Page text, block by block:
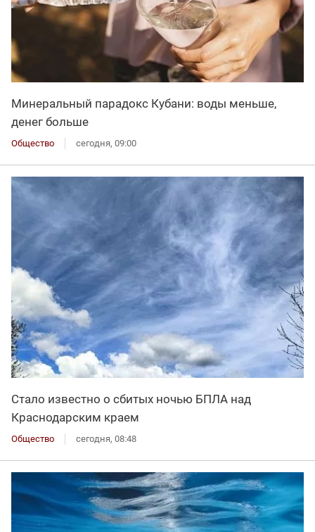
Минеральный парадокс Кубани: воды меньше,
денег больше
Общество сегодня, 09:00
Стало известно о сбитых ночью БПЛА над
Краснодарским краем
Общество сегодня, 08:48